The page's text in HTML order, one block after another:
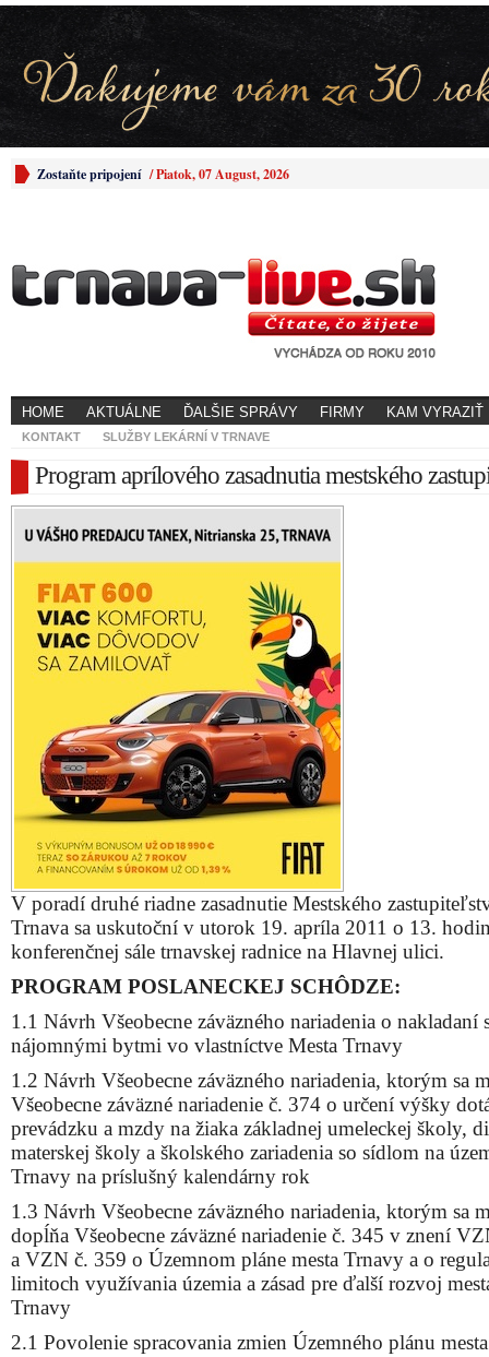
Zostaňte pripojení /Piatok, 07 August, 2026
HOME AKTUÁLNE ĎALŠIE SPRÁVY FIRMY KAM VYRAZIŤ
KONTAKT SLUŽBY LEKÁRNÍ V TRNAVE
Program aprílového zasadnutia mestského
V poradí druhé riadne zasadnutie Mestského
Trnava sa uskutoční v utorok 19. apríla 2011 o 13.
konferenčnej sále trnavskej radnice na Hlavnej ulici.
PROGRAM POSLANECKEJ SCHÔDZE:
1.1 Návrh Všeobecne záväzného nariadenia o nakladaní
nájomnými bytmi vo vlastníctve Mesta Trnavy
1.2 Návrh Všeobecne záväzného nariadenia, ktorým sa
Všeobecne záväzné nariadenie č. 374 o určení výšky
prevádzku a mzdy na žiaka základnej umeleckej školy,
materskej školy a školského zariadenia so sídlom na
Trnavy na príslušný kalendárny rok
1.3 Návrh Všeobecne záväzného nariadenia, ktorým sa
dopĺňa Všeobecne záväzné nariadenie č. 345 v znení
a VZN č. 359 o Územnom pláne mesta Trnavy a o
limitoch využívania územia a zásad pre ďalší rozvoj
Trnavy
2.1 Povolenie spracovania zmien Územného plánu